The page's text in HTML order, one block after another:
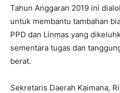
Tahun Anggaran 2019 ini
untuk membantu tambahan
PPD dan Linmas yang
sementara tugas dan
berat.
Sekretaris Daerah Kaimana,